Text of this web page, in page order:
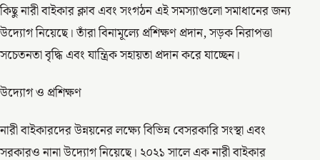
কিছু নারী বাইকার ক্লাব এবং সংগঠন এই সমস্যাগুলো সমাধানের জন্য
উদ্যোগ নিয়েছে। তাঁরা বিনামূল্যে প্রশিক্ষণ প্রদান, সড়ক নিরাপত্তা
সচেতনতা বৃদ্ধি এবং যান্ত্রিক সহায়তা প্রদান করে যাচ্ছেন।
উদ্যোগ ও প্রশিক্ষণ
নারী বাইকারদের উন্নয়নের লক্ষ্যে বিভিন্ন বেসরকারি সংস্থা এবং
সরকারও নানা উদ্যোগ নিয়েছে। ২০২১ সালে এক নারী বাইকার